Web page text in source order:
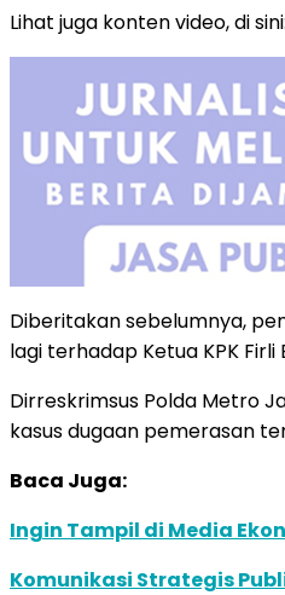
Lihat juga konten video, di sini:
Diberitakan sebelumnya,
lagi terhadap Ketua KPK Firli
Dirreskrimsus Polda Metro
kasus dugaan pemerasan
Baca Juga:
Ingin Tampil di Media
Komunikasi Strategis